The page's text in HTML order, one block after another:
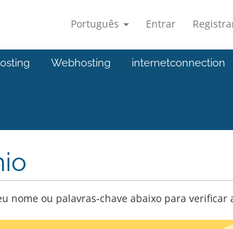
Português Entrar
Webhosting internetconnection
nome ou palavras-chave abaixo para